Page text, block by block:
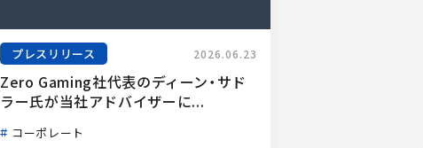
プレスリリース 2026.06.23
Zero Gaming社代表のディーン・サド
ラー氏が当社アドバイザーに...
コーポレート